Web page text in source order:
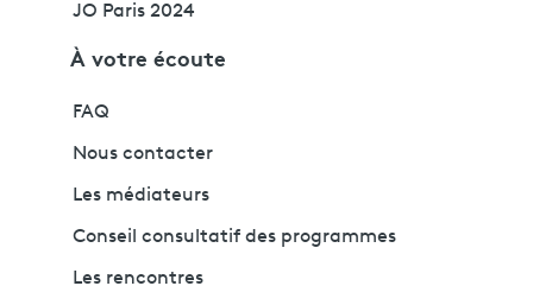
JO Paris 2024
À votre écoute
FAQ
Nous contacter
Les médiateurs
Conseil consultatif des programmes
Les rencontres